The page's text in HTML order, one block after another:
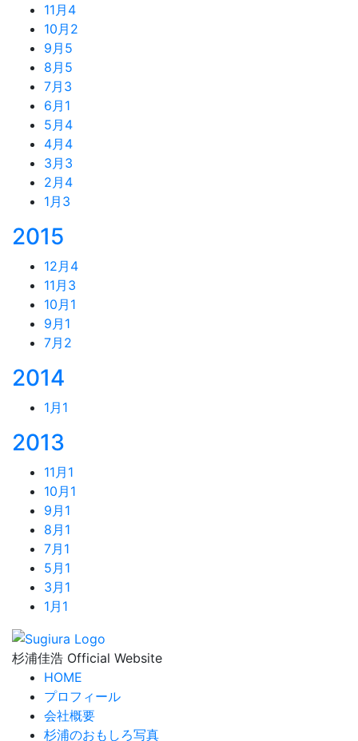
11月 4
10月 2
9月 5
8月 5
7月 3
6月 1
5月 4
4月 4
3月 3
2月 4
1月 3
2015
12月 4
11月 3
10月 1
9月 1
7月 2
2014
1月 1
2013
11月 1
10月 1
9月 1
8月 1
7月 1
5月 1
3月 1
1月 1
杉浦佳浩 Official Website
HOME
プロフィール
会社概要
杉浦のおもしろ写真